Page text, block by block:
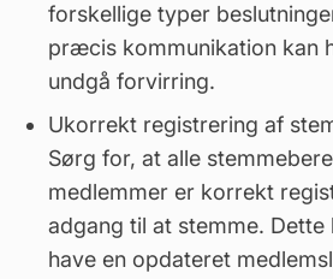
forskellige typer
præcis kommunikation kan
undgå forvirring.
Ukorrekt registrering af
Sørg for, at alle
medlemmer er korrekt
adgang til at stemme. Dette
have en opdateret